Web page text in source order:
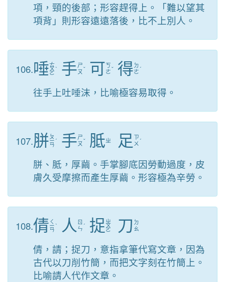
項，頸的後部；形容趕得上。「難以望其
項背」則形容遠遠落後，比不上別人。
106.唾ㄊ
ㄨ
ㄛ
ˋ 手ㄕ
ㄡˇ 可ㄎ
ㄜˇ 得 ㄉ
ㄜ ˊ
往手上吐唾沫，比喻極容易取得。
107.胼 ㄆ
ㄧ
ㄢ
ˊ 手ㄕ
ㄡˇ 胝ㄓ 足 ㄗ
ㄨ ˊ
胼、胝，厚繭。手掌腳底因勞動過度，皮
膚久受摩擦而產生厚繭。形容極為辛勞。
108.倩 ㄑ
ㄧ
ㄢ
ˋ 人 ㄖ
ㄣ ˊ 捉 ㄓ
ㄨ
ㄛ 刀 ㄉ
ㄠ
倩，請；捉刀，意指拿筆代寫文章，因為
古代以刀削竹簡，而把文字刻在竹簡上。
比喻請人代作文章。